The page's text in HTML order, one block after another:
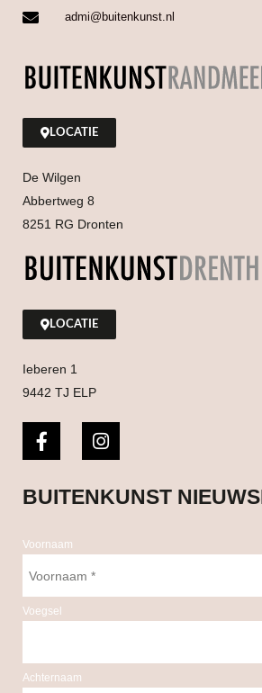
admi@buitenkunst.nl
LOCATIE
De Wilgen
Abbertweg 8
8251 RG Dronten
LOCATIE
Ieberen 1
9442 TJ ELP
BUITENKUNST
Voornaam
Voegsel
Achternaam